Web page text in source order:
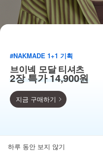
득템찬스
#NAKMADE 1+1 기획
브이넥 모달 티셔츠
2장 특가 14,900원
지금 구매하기
하루 동안 보지 않기
뒤로가기 카테고리